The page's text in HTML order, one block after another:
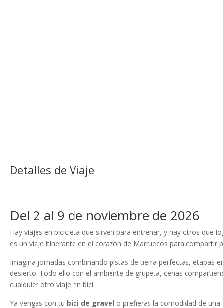
Detalles de Viaje
Del 2 al 9 de noviembre de 2026
Hay viajes en bicicleta que sirven para entrenar, y hay otros que
es un viaje itinerante en el corazón de Marruecos para
Imagina jornadas combinando pistas de tierra perfectas, etapas
desierto. Todo ello con el ambiente de grupeta, cenas
cualquier otro viaje en bici.
Ya vengas con tu bici de gravel o prefieras la comodidad de una